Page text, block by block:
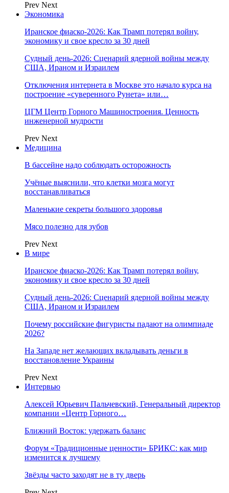
Prev Next
Экономика
Иранское фиаско-2026: Как Трамп потерял войну,
экономику и свое кресло за 30 дней
Судный день-2026: Сценарий ядерной войны между
США, Ираном и Израилем
Отключения интернета в Москве это начало курса на
построение «суверенного Рунета» или…
ЦГМ Центр Горного Машиностроения. Ценность
инженерной мудрости
Prev Next
Медицина
В бассейне надо соблюдать осторожность
Учёные выяснили, что клетки мозга могут
восстанавливаться
Маленькие секреты большого здоровья
Мясо полезно для зубов
Prev Next
В мире
Иранское фиаско-2026: Как Трамп потерял войну,
экономику и свое кресло за 30 дней
Судный день-2026: Сценарий ядерной войны между
США, Ираном и Израилем
Почему российские фигуристы падают на олимпиаде
2026?
На Западе нет желающих вкладывать деньги в
восстановление Украины
Prev Next
Интервью
Алексей Юрьевич Пальчевский, Генеральный директор
компании «Центр Горного…
Ближний Восток: удержать баланс
Форум «Традиционные ценности» БРИКС: как мир
изменится к лучшему
Звёзды часто заходят не в ту дверь